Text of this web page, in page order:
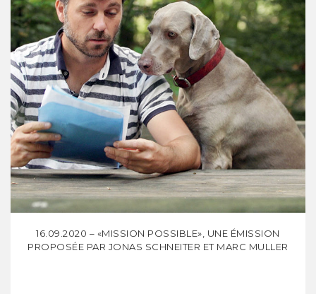
16.09.2020 – «MISSION POSSIBLE», UNE ÉMISSION
PROPOSÉE PAR JONAS SCHNEITER ET MARC MULLER